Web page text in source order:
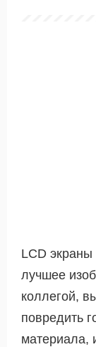
LCD экраны
лучшее
коллегой,
повредить
материала,